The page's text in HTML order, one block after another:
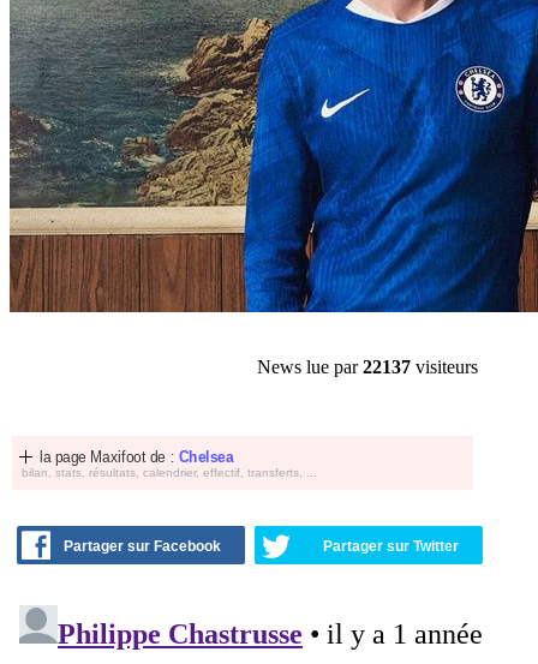
News lue par22137 visiteurs
la page Maxifoot de : Chelsea
bilan, stats, résultats, calendrier, effectif, transferts, ...
Partager sur Facebook Partager sur Twitter